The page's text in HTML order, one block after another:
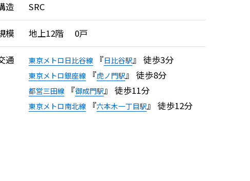
造 SRC
模 地上12階 0戸
通 東京メトロ日比谷線『日比谷駅』 徒歩3分
東京メトロ銀座線『虎ノ門駅』 徒歩8分
都営三田線『御成門駅』 徒歩11分
東京メトロ南北線『六本木一丁目駅』 徒歩12分